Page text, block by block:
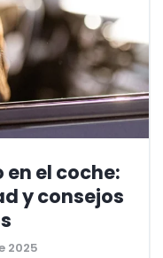
el coche:
y consejos
2025